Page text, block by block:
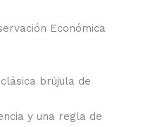
Económica
brújula de
y una regla de